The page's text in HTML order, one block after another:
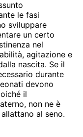
le fasi
sviluppare
un certo
nel
agitazione e
nascita. Se il
durante
devono
il
non ne è
al seno.